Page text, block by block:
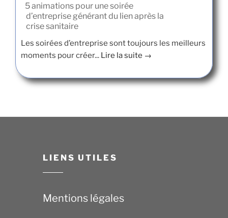
5 animations pour une soirée
d’entreprise générant du lien après la
crise sanitaire
Les soirées d’entreprise sont toujours les meilleurs
moments pour créer... Lire la suite →
LIENS UTILES
Mentions légales